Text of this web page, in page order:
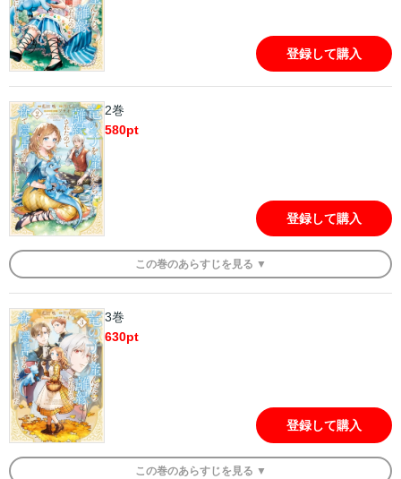
な彼女の前に、国王陛下の使いがやってきて……!?
登録して購入
2巻
580pt
登録して購入
この巻のあらすじを 見る ▼
3巻
630pt
登録して購入
この巻のあらすじを 見る ▼